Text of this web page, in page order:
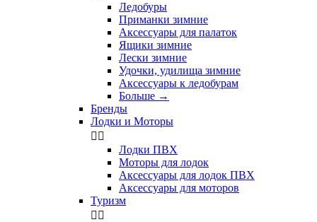
Ледобуры
Приманки зимние
Аксессуары для палаток
Ящики зимние
Лески зимние
Удочки, удилища зимние
Аксессуары к ледобурам
Больше →
Бренды
Лодки и Моторы
 
Лодки ПВХ
Моторы для лодок
Аксессуары для лодок ПВХ
Аксессуары для моторов
Туризм
 